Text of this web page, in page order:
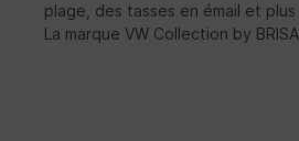
plage, des tasses en émail et
La marque VW Collection by